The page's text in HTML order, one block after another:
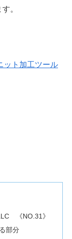
。
ット加工ツール
《NO.31》
部分